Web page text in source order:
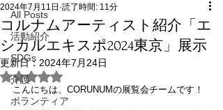
All Posts
活動紹介
SDGs
介護
ボランティア
コルナムアーティスト紹介「エ
シカルエキスポ2024東京」展示
2024年7月11日 読了時間: 11分
更新日： 2024年7月24日
5つ星のうちNaNと評価されています。
こんにちは、CORUNUMの展覧会チームです！